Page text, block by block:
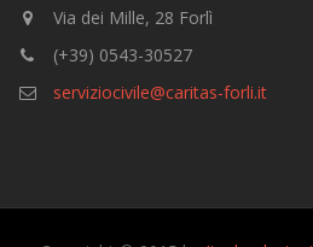
Via dei Mille, 28 Forlì
(+39) 0543-30527
serviziocivile@caritas-forli.it